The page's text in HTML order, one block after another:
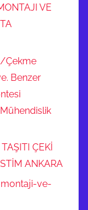
VE
Çekme
Benzer
ÇEKİ
ANKARA
ve-